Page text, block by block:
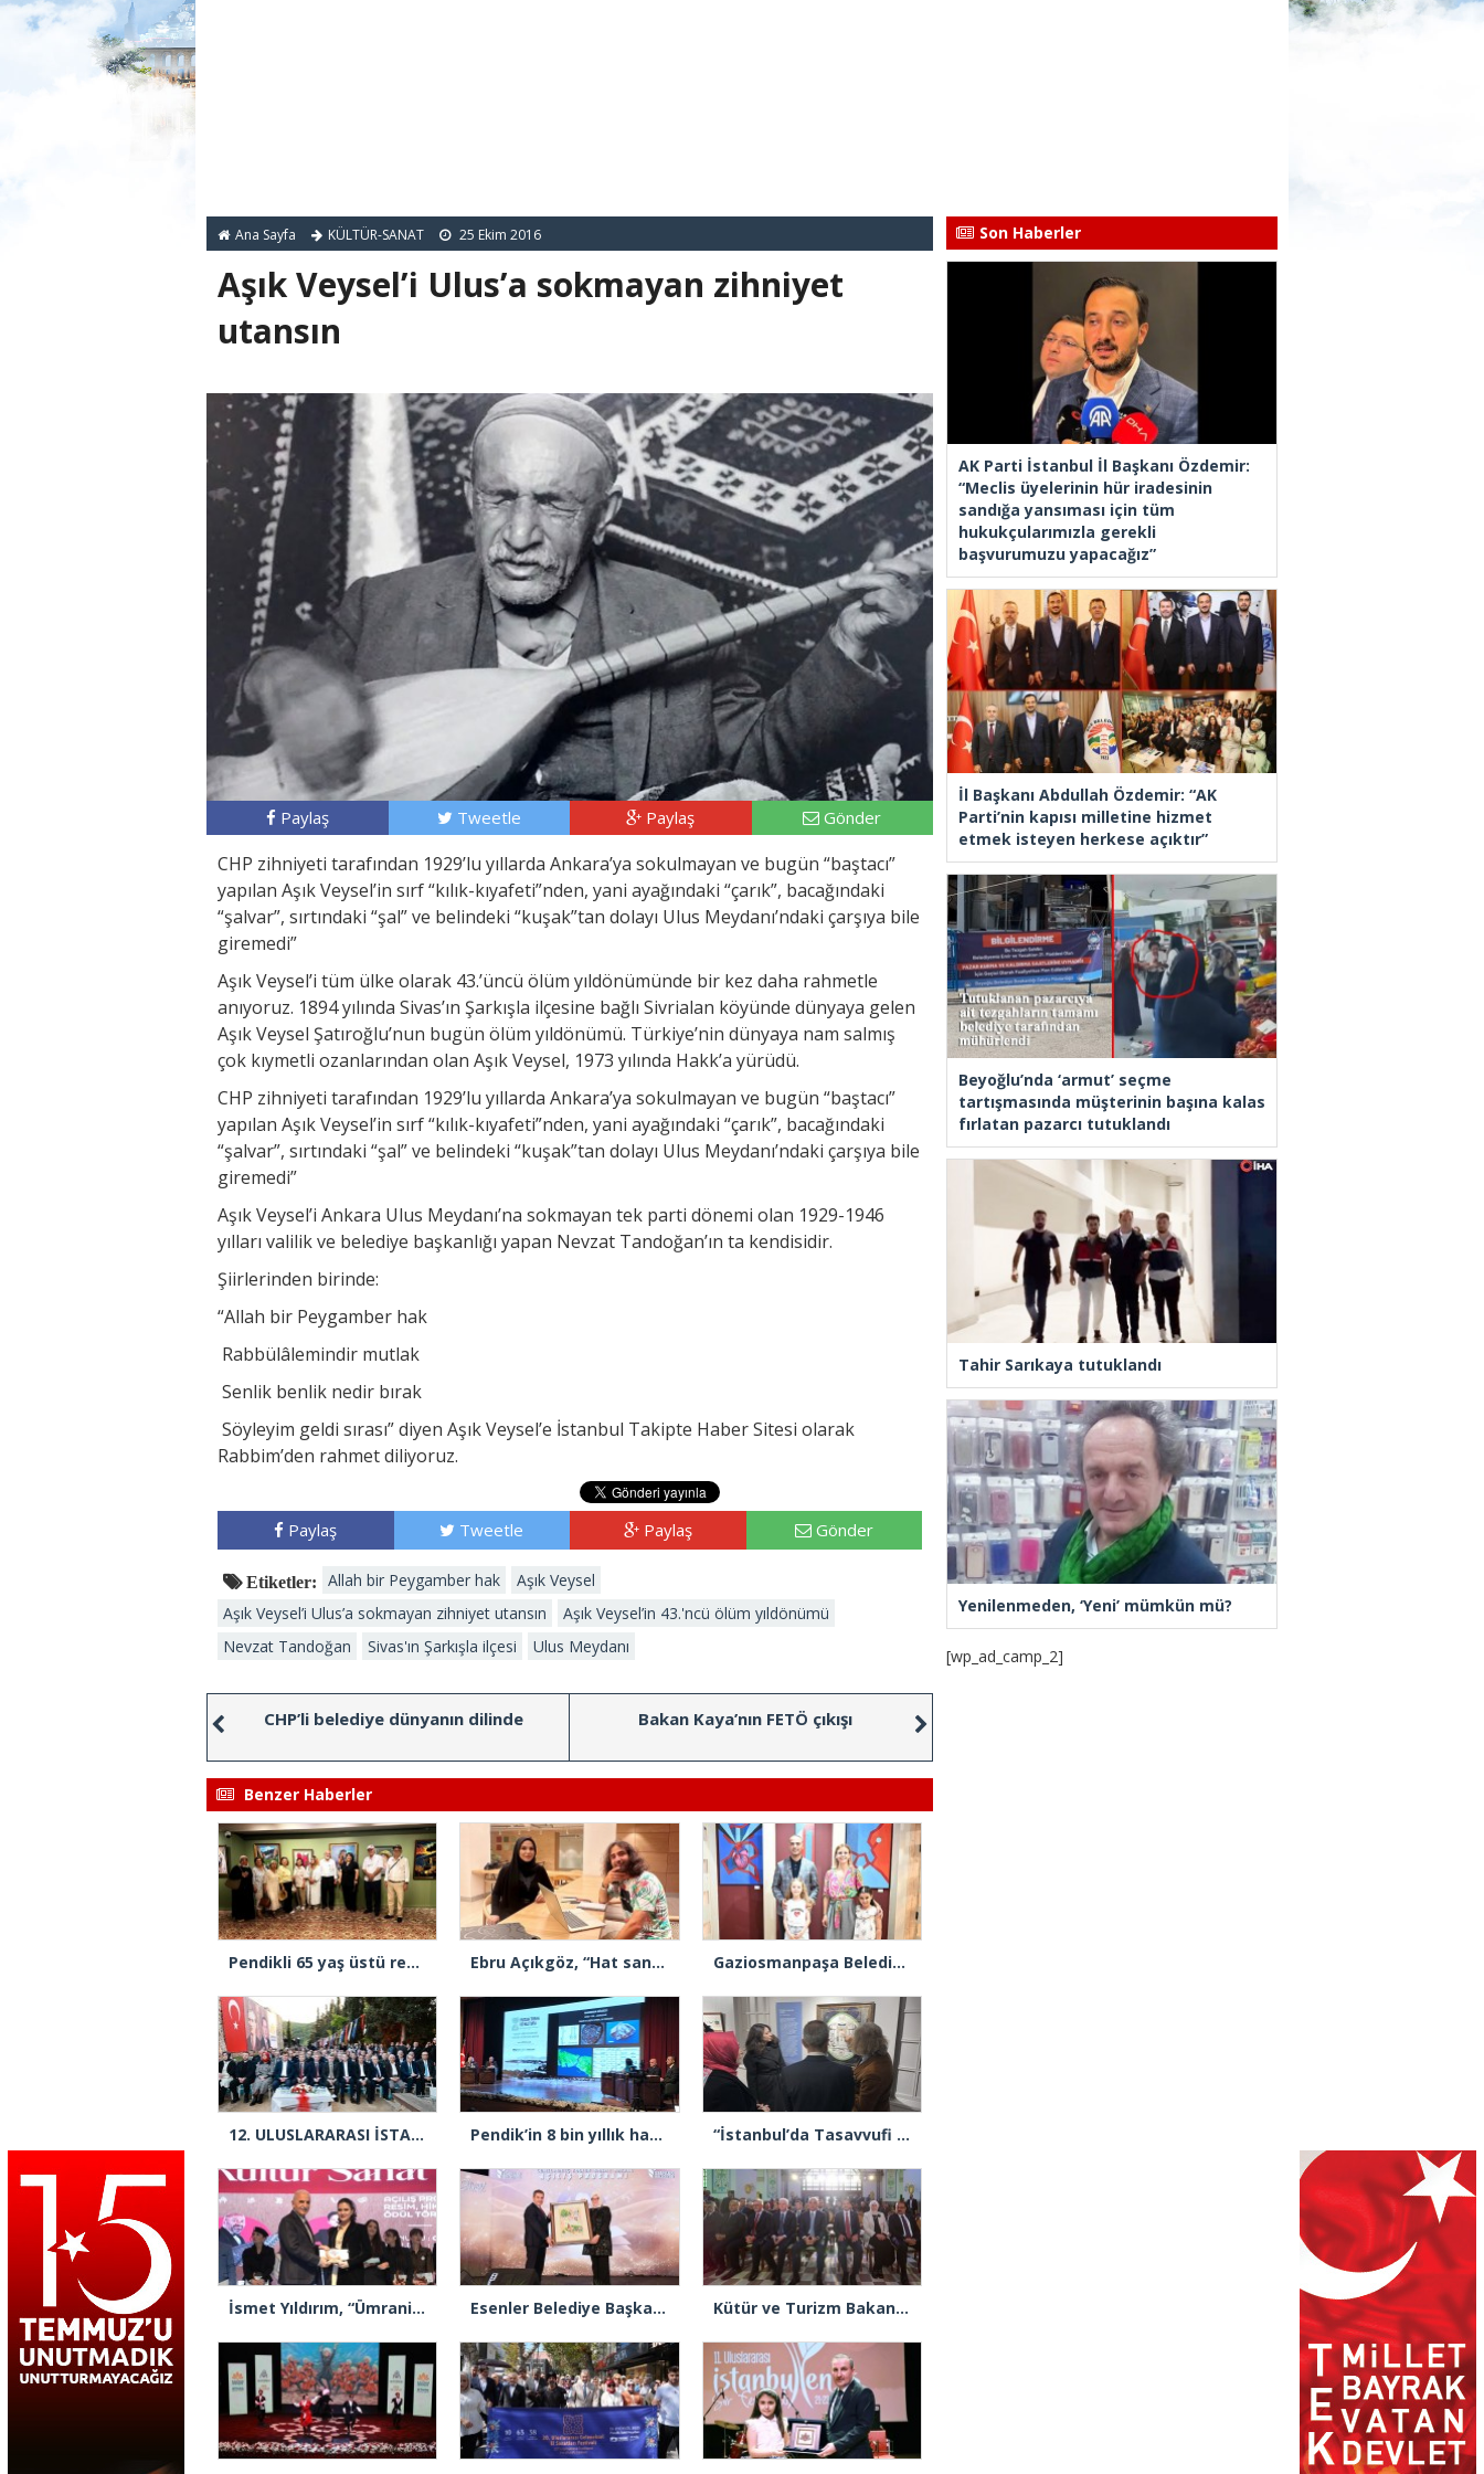
Ana Sayfa KÜLTÜR-SANAT 25 Ekim 2016
Aşık Veysel’i Ulus’a sokmayan zihniyet
utansın
Paylaş Tweetle Paylaş Gönder
CHP zihniyeti tarafından 1929’lu yıllarda Ankara’ya sokulmayan ve bugün “baştacı”
yapılan Aşık Veysel’in sırf “kılık-kıyafeti”nden, yani ayağındaki “çarık”, bacağındaki
“şalvar”, sırtındaki “şal” ve belindeki “kuşak”tan dolayı Ulus Meydanı’ndaki çarşıya bile
giremedi”
Aşık Veysel’i tüm ülke olarak 43.’üncü ölüm yıldönümünde bir kez daha rahmetle
anıyoruz. 1894 yılında Sivas’ın Şarkışla ilçesine bağlı Sivrialan köyünde dünyaya gelen
Aşık Veysel Şatıroğlu’nun bugün ölüm yıldönümü. Türkiye’nin dünyaya nam salmış
çok kıymetli ozanlarından olan Aşık Veysel, 1973 yılında Hakk’a yürüdü.
CHP zihniyeti tarafından 1929’lu yıllarda Ankara’ya sokulmayan ve bugün “baştacı”
yapılan Aşık Veysel’in sırf “kılık-kıyafeti”nden, yani ayağındaki “çarık”, bacağındaki
“şalvar”, sırtındaki “şal” ve belindeki “kuşak”tan dolayı Ulus Meydanı’ndaki çarşıya bile
giremedi”
Aşık Veysel’i Ankara Ulus Meydanı’na sokmayan tek parti dönemi olan 1929-1946
yılları valilik ve belediye başkanlığı yapan Nevzat Tandoğan’ın ta kendisidir.
Şiirlerinden birinde:
“Allah bir Peygamber hak
Rabbülâlemindir mutlak
Senlik benlik nedir bırak
Söyleyim geldi sırası” diyen Aşık Veysel’e İstanbul Takipte Haber Sitesi olarak
Rabbim’den rahmet diliyoruz.
Paylaş Tweetle Paylaş Gönder
Etiketler: Allah bir Peygamber hak
Aşık Veysel
Aşık Veysel’i Ulus’a sokmayan zihniyet utansın
Aşık Veysel’in 43.'ncü ölüm yıldönümü
Nevzat Tandoğan
Sivas'ın Şarkışla ilçesi Ulus Meydanı
CHP’li belediye dünyanın dilinde Bakan Kaya’nın FETÖ çıkışı
Benzer Haberler
Pendikli 65 yaş üstü ressamların eserleri Dolmabahçe Sarayı’na taşındı Ebru Açıkgöz, “Hat sanatı manevi bir yolculuktur” Gaziosmanpaşa Belediyesi sanatın ve sanatçının her zaman yanında
12.⁠ ⁠ULUSLARARASI İSTANBULENSİS ŞİİR FESTİVALİ BAŞLADI Pendik’in 8 bin yıllık hafızası kayıt altında: Tarih ve kültür sempozyumda buluştu “İstanbul’da Tasavvufi Hayat” sergisi sanatseverlerle buluştu
İsmet Yıldırım, “Ümraniye’de kültür ve sanat bir başka yaşanıyor” Esenler Belediye Başkanı Göksu: “Türkiye’nin en büyük kütüphanelerinden bir tanesine Cemil Meriç ismini vereceğiz” Kütür ve Turizm Bakanı Ersoy: “Haydarpaşa ve Sirkeci Garı bizlere Sultan 2. Abdülhamid’in mirası ve emaneti”
Son Haberler
AK Parti İstanbul İl Başkanı Özdemir:
“Meclis üyelerinin hür iradesinin
sandığa yansıması için tüm
hukukçularımızla gerekli
başvurumuzu yapacağız”
İl Başkanı Abdullah Özdemir: “AK
Parti’nin kapısı milletine hizmet
etmek isteyen herkese açıktır”
Beyoğlu’nda ‘armut’ seçme
tartışmasında müşterinin başına kalas
fırlatan pazarcı tutuklandı
Tahir Sarıkaya tutuklandı
Yenilenmeden, ‘Yeni’ mümkün mü?
[wp_ad_camp_2]